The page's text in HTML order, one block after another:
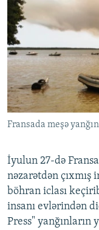
Fransada meşə
İyulun 27-də
nəzarətdən çıxmış
böhran iclası
insanı evlərindən
Press" yanğınların